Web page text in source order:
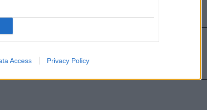
Access Privacy Policy